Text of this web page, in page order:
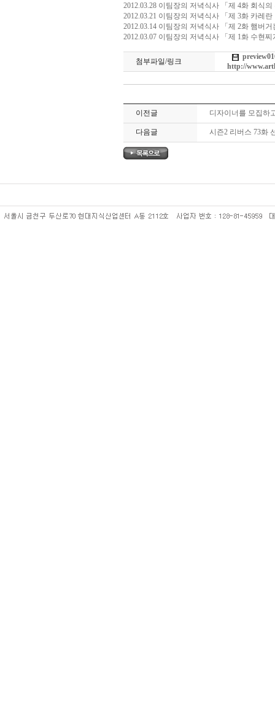
2012.03.28 이팀장의 저녁식사 「제 4화 회식
2012.03.21 이팀장의 저녁식사 「제 3화 카레
2012.03.14 이팀장의 저녁식사 「제 2화 햄버
2012.03.07 이팀장의 저녁식사 「제 1화 수현
첨부파일/링크
http://
이전글 디자이너를 모집하
다음글 시즌2 리버스 73화